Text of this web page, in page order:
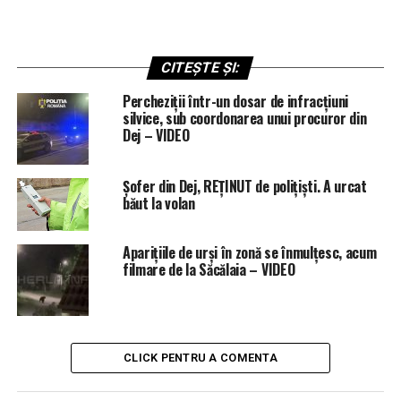
CITEȘTE ȘI:
Percheziții într-un dosar de infracțiuni
silvice, sub coordonarea unui procuror din
Dej – VIDEO
Șofer din Dej, REȚINUT de polițiști. A urcat
băut la volan
Aparițiile de urși în zonă se înmulțesc, acum
filmare de la Săcălaia – VIDEO
CLICK PENTRU A COMENTA